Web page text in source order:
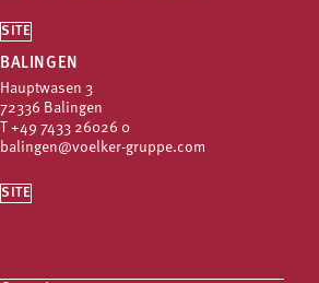
SITE
BALINGEN
Hauptwasen 3
72336 Balingen
T +49 7433 26026 0
balingen@voelker-gruppe.com
SITE